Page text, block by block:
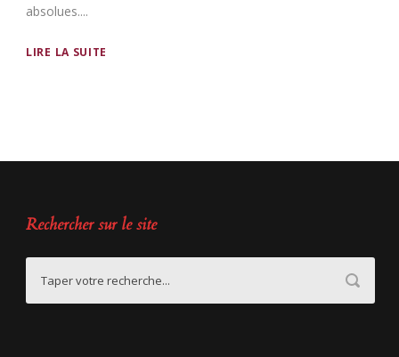
absolues....
LIRE LA SUITE
Rechercher sur le site